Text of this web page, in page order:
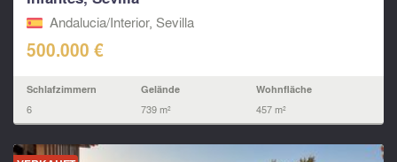
Andalucia/Interior, Sevilla
500.000 €
Schlafzimmern
6
Gelände
739 m²
Wohnfläche
457 m²